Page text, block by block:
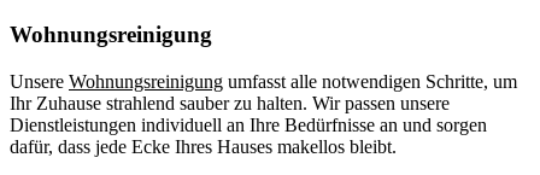
Wohnungsreinigung
Unsere Wohnungsreinigung umfasst alle notwendigen Schritte, um
Ihr Zuhause strahlend sauber zu halten. Wir passen unsere
Dienstleistungen individuell an Ihre Bedürfnisse an und sorgen
dafür, dass jede Ecke Ihres Hauses makellos bleibt.